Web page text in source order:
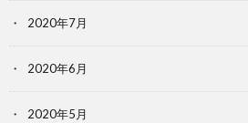
2020年7月
2020年6月
2020年5月